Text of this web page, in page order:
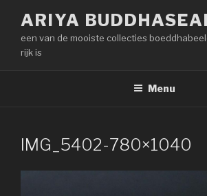
inhoud
springen
ARIYA
een van de mooiste collecties
rijk is
Menu
IMG_5402-780×1040